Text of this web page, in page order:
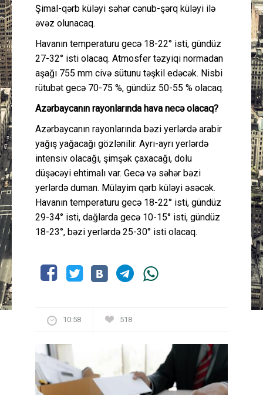
Şimal-qərb küləyi səhər cənub-şərq küləyi ilə
əvəz olunacaq.
Havanın temperaturu gecə 18-22° isti, gündüz
27-32° isti olacaq. Atmosfer təzyiqi normadan
aşağı 755 mm civə sütunu təşkil edəcək. Nisbi
rütubət gecə 70-75 %, gündüz 50-55 % olacaq.
Azərbaycanın rayonlarında hava necə olacaq?
Azərbaycanın rayonlarında bəzi yerlərdə arabir
yağış yağacağı gözlənilir. Ayrı-ayrı yerlərdə
intensiv olacağı, şimşək çaxacağı, dolu
düşəcəyi ehtimalı var. Gecə və səhər bəzi
yerlərdə duman. Mülayim qərb küləyi əsəcək.
Havanın temperaturu gecə 18-22° isti, gündüz
29-34° isti, dağlarda gecə 10-15° isti, gündüz
18-23°, bəzi yerlərdə 25-30° isti olacaq.
10:58 518